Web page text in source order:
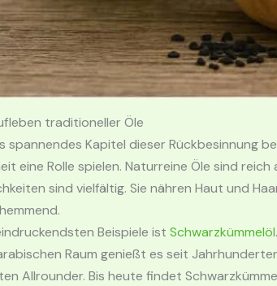
traditioneller Öle
spannendes Kapitel dieser Rückbesinnung
eine Rolle spielen. Naturreine Öle sind
sind vielfältig. Sie nähren Haut und
Beispiele ist Schwarzkümmelöl
Raum genießt es seit
Allrounder. Bis heute findet